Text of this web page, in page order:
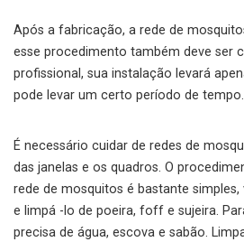
Após a fabricação, a rede de
esse procedimento também deve ser
profissional, sua instalação levará
pode levar um certo período de tempo.
É necessário cuidar de redes de
das janelas e os quadros. O
rede de mosquitos é bastante
e limpá -lo de poeira, foff e sujeira.
precisa de água, escova e sabão.